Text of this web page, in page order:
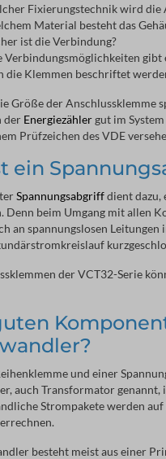
Fixierungstechnik wird die
Material besteht das
ist die Verbindung?
Verbindungsmöglichkeiten gibt
die Klemmen beschriftet
Größe der Anschlussklemme
der Energiezählergut im
Prüfzeichen des VDE
ein
Spannungsabgriffdient dazu,
Denn beim Umgang mit allen
an spannungslosen
der VCT32-Serie
und einer
auch Transformator
Strompakete werden
besteht meist aus einer